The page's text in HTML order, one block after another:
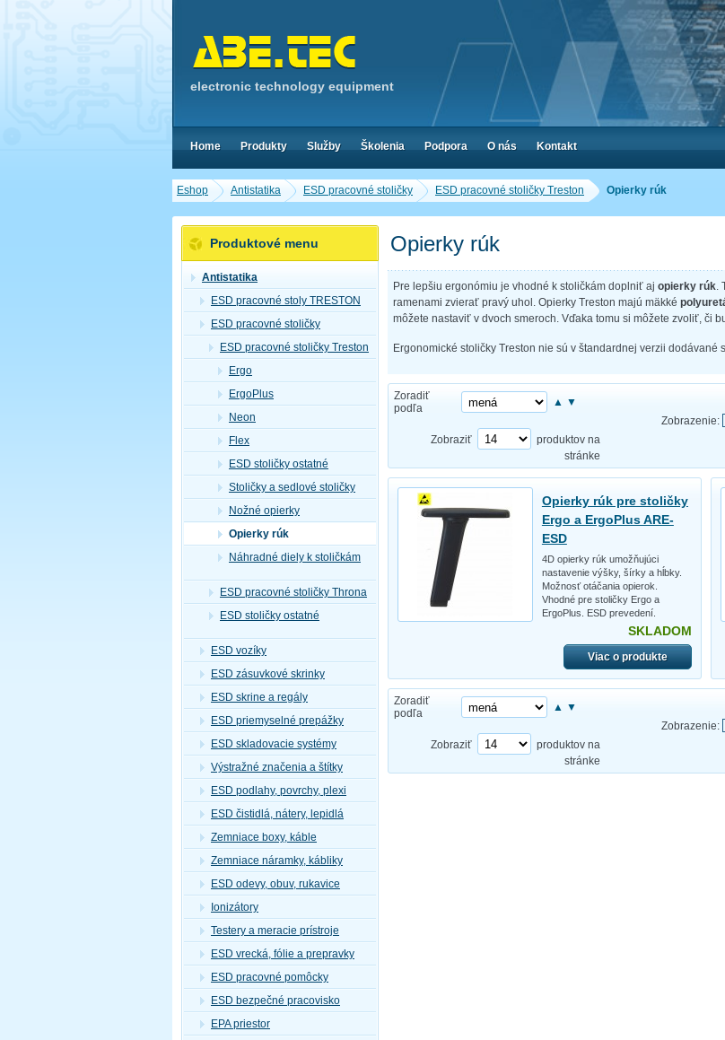
Eshop Antistatika ESD pracovné stoličky ESD pracovné stoličky Treston Opierky rúk
Opierky rúk
Pre lepšiu ergonómiu je vhodné k stoličkám doplniť aj opierky rúk
ramenami zvierať pravý uhol. Opierky Treston majú mäkké
môžete nastaviť v dvoch smeroch. Vďaka tomu si môžete zvoliť, či
Ergonomické stoličky Treston nie sú v štandardnej verzii
Zoradiť
podľa
▲ ▼
Zobrazenie:
Zobraziť
produktov na
stránke
Opierky rúk pre stoličky
Ergo a ErgoPlus ARE-
ESD
4D opierky rúk umožňujúci
nastavenie výšky, šírky a hĺbky.
Možnosť otáčania opierok.
Vhodné pre stoličky Ergo a
ErgoPlus. ESD prevedení.
SKLADOM
Viac o produkte
Zoradiť
podľa
▲ ▼
Zobrazenie:
Zobraziť
produktov na
stránke
Produktové menu
Antistatika
ESD pracovné stoly TRESTON
ESD pracovné stoličky
ESD pracovné stoličky Treston
Ergo
ErgoPlus
Neon
Flex
ESD stoličky ostatné
Stoličky a sedlové stoličky
Nožné opierky
Opierky rúk
Náhradné diely k stoličkám
ESD pracovné stoličky Throna
ESD stoličky ostatné
ESD vozíky
ESD zásuvkové skrinky
ESD skrine a regály
ESD priemyselné prepážky
ESD skladovacie systémy
Výstražné značenia a štítky
ESD podlahy, povrchy, plexi
ESD čistidlá, nátery, lepidlá
Zemniace boxy, káble
Zemniace náramky, kábliky
ESD odevy, obuv, rukavice
Ionizátory
Testery a meracie prístroje
ESD vrecká, fólie a prepravky
ESD pracovné pomôcky
ESD bezpečné pracovisko
EPA priestor
electronic technology equipment
Home Produkty Služby Školenia Podpora O nás Kontakt